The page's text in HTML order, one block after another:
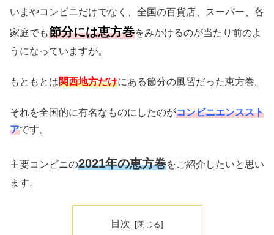
いまやコンビニだけでなく、全国の百貨店、スーパー、各
家庭でも節分には恵方巻をみかけるのが当たり前のよ
うになっていますが。
もともとは関西地方だけにある節分の風習だった恵方巻。
それを全国的に有名なものにしたのがコンビニエンススト
アです。
主要コンビニの2021年の恵方巻をご紹介したいと思い
ます。
目次